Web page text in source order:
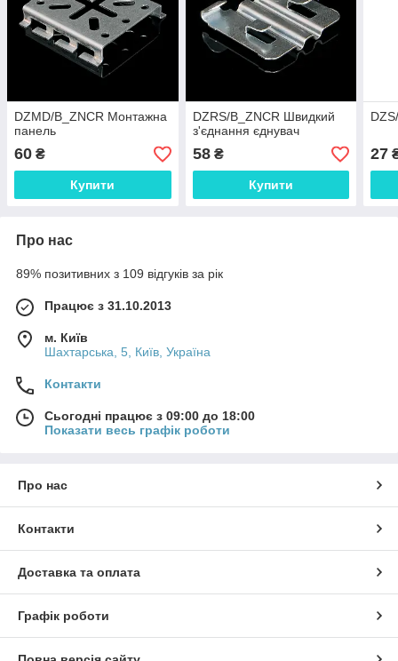
DZMD/B_ZNCR Монтажна
панель
60 ₴
Купити
DZRS/B_ZNCR Швидкий
з'єднання єднувач
58₴
Купити
27
Про нас
89% позитивних з 109 відгуків за рік
Працює з 31.10.2013
м. Київ
Шахтарська, 5, Київ, Україна
Контакти
Сьогодні працює з 09:00 до 18:00
Показати весь графік роботи
Про нас
Контакти
Доставка та оплата
Графік роботи